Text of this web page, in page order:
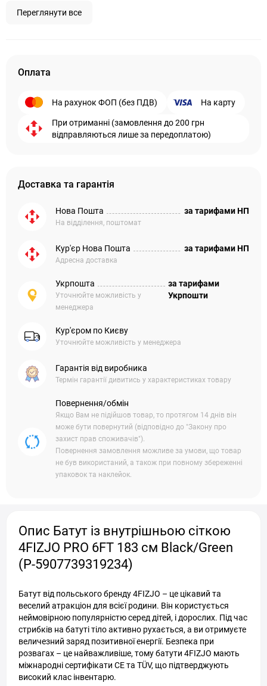
Переглянути все
Оплата
На рахунок ФОП (без ПДВ) На карту
При отриманні (замовлення до 200 грн
відправляються лише за передоплатою)
Доставка та гарантія
Нова Пошта
На відділення, поштомат
за тарифами НП
Кур'єр Нова Пошта
Адресна доставка
за тарифами НП
Укрпошта
Уточнюйте можливість у
менеджера
за тарифами
Укрпошти
Кур'єром по Києву
Уточнюйте можливість у менеджера
Гарантія від виробника
Термін гарантії дивитись у характеристиках товару
Повернення/обмін
Якщо Вам не підійшов товар, то протягом 14 днів він
може бути повернутий (відповідно до "Закону про
захист прав споживачів").
Повернення замовлення можливе за умови, що товар
не був використаний, а також при повному збереженні
упаковок та наклейок.
Опис Батут із внутрішньою сіткою
4FIZJO PRO 6FT 183 см Black/Green
(P-5907739319234)
Батут від польського бренду 4FIZJO – це цікавий та
веселий атракціон для всієї родини. Він користується
неймовірною популярністю серед дітей, і дорослих. Під час
стрибків на батуті тіло активно рухається, а ви отримуєте
величезний заряд позитивної енергії. Безпека при
розвагах – це найважливіше, тому батути 4FIZJO мають
міжнародні сертифікати CE та TÜV, що підтверджують
високий клас інвентарю.